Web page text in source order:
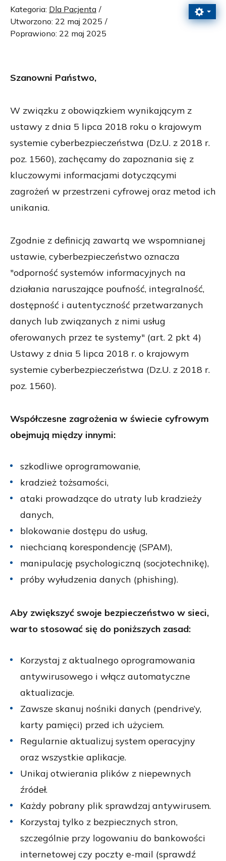
Kategoria: Dla Pacjenta
Utworzono: 22 maj 2025
Poprawiono: 22 maj 2025
Szanowni Państwo,
W związku z obowiązkiem wynikającym z
ustawy z dnia 5 lipca 2018 roku o krajowym
systemie cyberbezpieczeństwa (Dz.U. z 2018 r.
poz. 1560), zachęcamy do zapoznania się z
kluczowymi informacjami dotyczącymi
zagrożeń w przestrzeni cyfrowej oraz metod ich
unikania.
Zgodnie z definicją zawartą we wspomnianej
ustawie, cyberbezpieczeństwo oznacza
"odporność systemów informacyjnych na
działania naruszające poufność, integralność,
dostępność i autentyczność przetwarzanych
danych lub związanych z nimi usług
oferowanych przez te systemy" (art. 2 pkt 4)
Ustawy z dnia 5 lipca 2018 r. o krajowym
systemie cyberbezpieczeństwa (Dz.U. z 2018 r.
poz. 1560).
Współczesne zagrożenia w świecie cyfrowym
obejmują między innymi:
szkodliwe oprogramowanie,
kradzież tożsamości,
ataki prowadzące do utraty lub kradzieży
danych,
blokowanie dostępu do usług,
niechcianą korespondencję (SPAM),
manipulację psychologiczną (socjotechnikę),
próby wyłudzenia danych (phishing).
Aby zwiększyć swoje bezpieczeństwo w sieci,
warto stosować się do poniższych zasad:
Korzystaj z aktualnego oprogramowania
antywirusowego i włącz automatyczne
aktualizacje.
Zawsze skanuj nośniki danych (pendrive’y,
karty pamięci) przed ich użyciem.
Regularnie aktualizuj system operacyjny
oraz wszystkie aplikacje.
Unikaj otwierania plików z niepewnych
źródeł.
Każdy pobrany plik sprawdzaj antywirusem.
Korzystaj tylko z bezpiecznych stron,
szczególnie przy logowaniu do bankowości
internetowej czy poczty e-mail (sprawdź